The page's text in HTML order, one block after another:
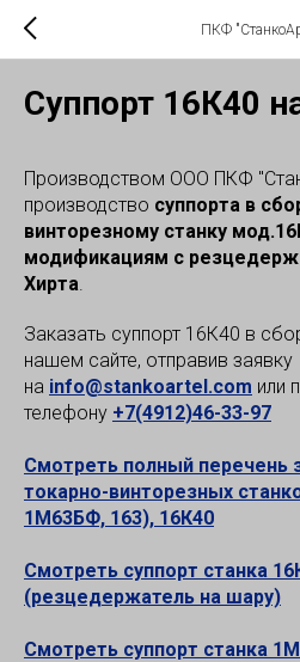
ПКФ
Суппорт 16К40
Производством ООО ПКФ
производство суппорта в
винторезному станку
модификациям с
Хирта.
Заказать суппорт 16К40 в
нашем сайте, отправив заявку
на info@stankoartel.com или
телефону +7(4912)46-33-97
Смотреть полный перечень
токарно-винторезных
1М63БФ, 163), 16К40
Смотреть суппорт станка
(резцедержатель на шару)
Смотреть суппорт станка